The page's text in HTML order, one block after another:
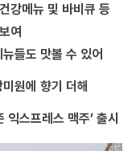
강메뉴 및 바비큐 등
여
들도 맛볼 수 있어
원에 향기 더해
스프레스 맥주’ 출시